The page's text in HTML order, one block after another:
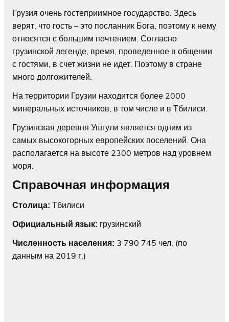
Грузия очень гостеприимное государство. Здесь
верят, что гость – это посланник Бога, поэтому к нему
относятся с большим почтением. Согласно
грузинской легенде, время, проведенное в общении
с гостями, в счет жизни не идет. Поэтому в стране
много долгожителей.
На территории Грузии находится более 2000
минеральных источников, в том числе и в Тбилиси.
Грузинская деревня Ушгули является одним из
самых высокогорных европейских поселений. Она
располагается на высоте 2300 метров над уровнем
моря.
Справочная информация
Столица: Тбилиси
Официальный язык: грузинский
Численность населения: 3 790 745 чел. (по
данным на 2019 г.)